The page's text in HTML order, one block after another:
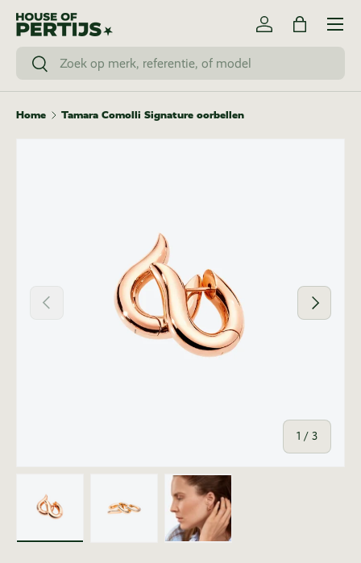
Ga naar inhoud
Zoeken
Zoeken
Inloggen
Tas
Menu
Home Tamara Comolli Signature oorbellen
Vorige
1 / van
3
Volgende